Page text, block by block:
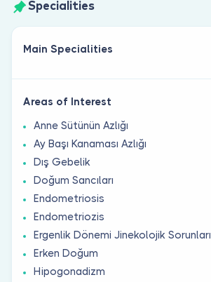
Specialities
Main Specialities
Areas of Interest
Anne Sütünün Azlığı
Ay Başı Kanaması Azlığı
Dış Gebelik
Doğum Sancıları
Endometriosis
Endometriozis
Ergenlik Dönemi Jinekolojik Sorunları
Erken Doğum
Hipogonadizm